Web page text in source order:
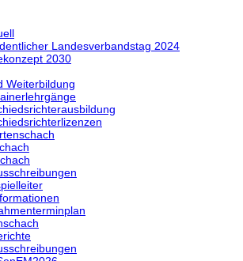
Landesverbandstag 2024
2030
Weiterbildung